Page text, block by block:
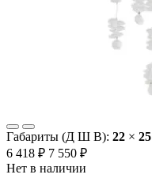
Габариты (Д Ш В): 22 × 25
6 418 ₽ 7 550 ₽
Нет в наличии